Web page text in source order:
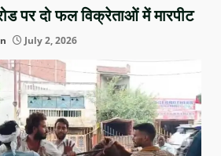
पर दो फल विक्रेताओं में मारपीट
July 2, 2026